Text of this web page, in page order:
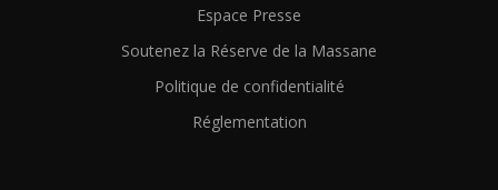
Espace Presse
Soutenez la Réserve de la Massane
Politique de confidentialité
Réglementation